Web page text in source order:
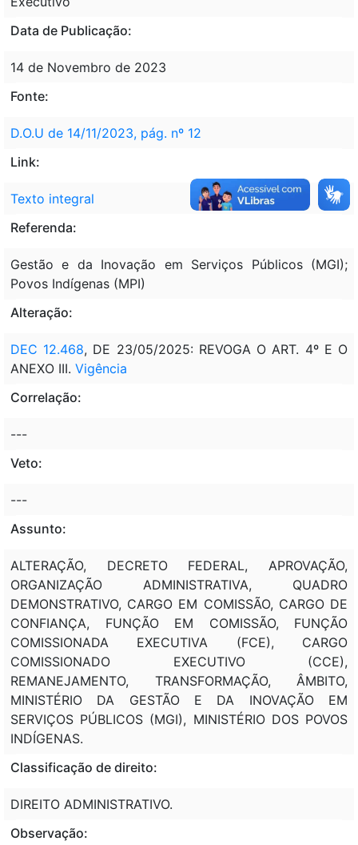
Data de Publicação:
14 de Novembro de 2023
Fonte:
D.O.U de 14/11/2023, pág. nº 12
Link:
Texto integral
Referenda:
Gestão e da Inovação em Serviços Públicos (MGI);
Povos Indígenas (MPI)
Alteração:
DEC 12.468, DE 23/05/2025: REVOGA O ART. 4º E O
ANEXO III. Vigência
Correlação:
---
Veto:
---
Assunto:
ALTERAÇÃO, DECRETO FEDERAL, APROVAÇÃO,
ORGANIZAÇÃO ADMINISTRATIVA, QUADRO
DEMONSTRATIVO, CARGO EM COMISSÃO, CARGO DE
CONFIANÇA, FUNÇÃO EM COMISSÃO, FUNÇÃO
COMISSIONADA EXECUTIVA (FCE), CARGO
COMISSIONADO EXECUTIVO (CCE),
REMANEJAMENTO, TRANSFORMAÇÃO, ÂMBITO,
MINISTÉRIO DA GESTÃO E DA INOVAÇÃO EM
SERVIÇOS PÚBLICOS (MGI), MINISTÉRIO DOS POVOS
INDÍGENAS.
Classificação de direito:
DIREITO ADMINISTRATIVO.
Observação: